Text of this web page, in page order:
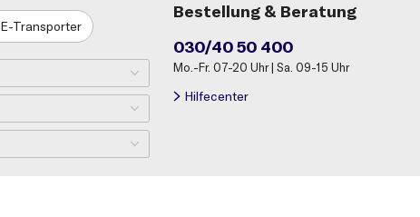
E-Transporter
Bestellung & Beratung
030/40 50 400
Mo.-Fr. 07-20 Uhr | Sa. 09-15 Uhr
Hilfecenter